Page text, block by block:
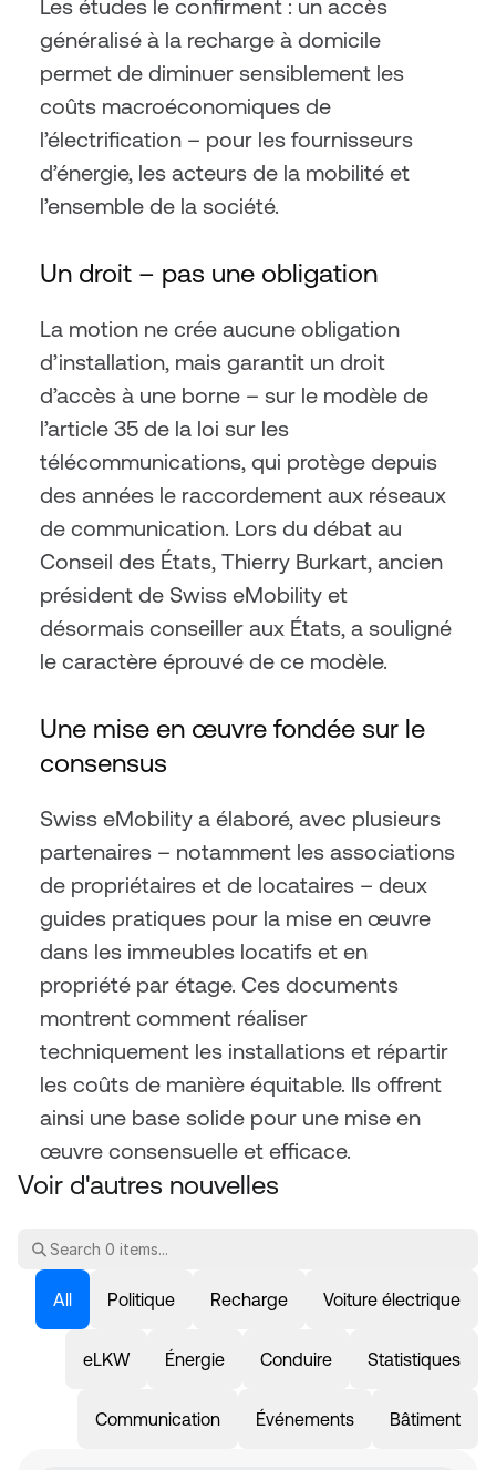
Les études le confirment : un accès
généralisé à la recharge à domicile
permet de diminuer sensiblement les
coûts macroéconomiques de
l’électrification – pour les fournisseurs
d’énergie, les acteurs de la mobilité et
l’ensemble de la société.
Un droit – pas une obligation
La motion ne crée aucune obligation
d’installation, mais garantit un droit
d’accès à une borne – sur le modèle de
l’article 35 de la loi sur les
télécommunications, qui protège depuis
des années le raccordement aux réseaux
de communication. Lors du débat au
Conseil des États, Thierry Burkart, ancien
président de Swiss eMobility et
désormais conseiller aux États, a souligné
le caractère éprouvé de ce modèle.
Une mise en œuvre fondée sur le
consensus
Swiss eMobility a élaboré, avec plusieurs
partenaires – notamment les associations
de propriétaires et de locataires – deux
guides pratiques pour la mise en œuvre
dans les immeubles locatifs et en
propriété par étage. Ces documents
montrent comment réaliser
techniquement les installations et répartir
les coûts de manière équitable. Ils offrent
ainsi une base solide pour une mise en
œuvre consensuelle et efficace.
Voir d'autres nouvelles
All Politique Recharge Voiture électrique
eLKW Énergie Conduire Statistiques
Communication Événements Bâtiment